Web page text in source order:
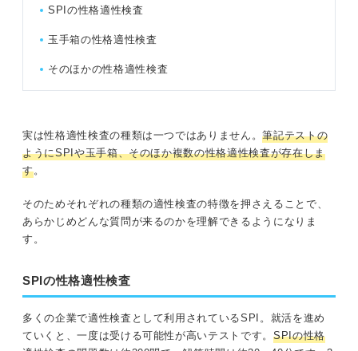
SPIの性格適性検査
玉手箱の性格適性検査
そのほかの性格適性検査
実は性格適性検査の種類は一つではありません。筆記テストの
ようにSPIや玉手箱、そのほか複数の性格適性検査が存在しま
す。
そのためそれぞれの種類の適性検査の特徴を押さえることで、
あらかじめどんな質問が来るのかを理解できるようになりま
す。
SPIの性格適性検査
多くの企業で適性検査として利用されているSPI。就活を進め
ていくと、一度は受ける可能性が高いテストです。 SPIの性格